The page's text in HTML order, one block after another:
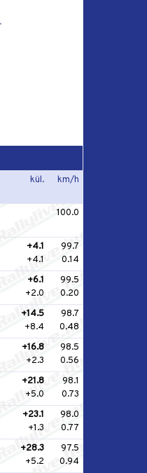
kül. km/h
100.0
+4.1
+4.1
99.7
0.14
+6.1
+2.0
99.5
0.20
+14.5
+8.4
98.7
0.48
+16.8
+2.3
98.5
0.56
+21.8
+5.0
98.1
0.73
+23.1
+1.3
98.0
0.77
+28.3
+5.2
97.5
0.94